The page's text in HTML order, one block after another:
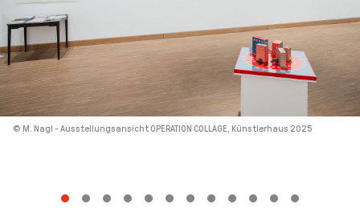
© M. Nagl - Ausstellungsansicht OPERATION COLLAGE, Künstlerhaus 2025